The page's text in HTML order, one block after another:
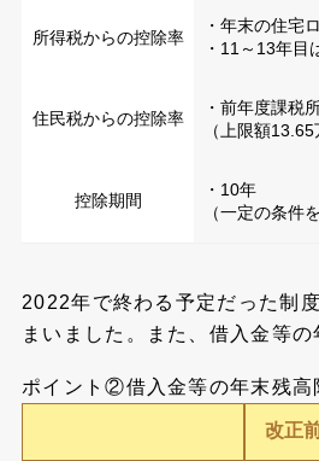
所得税からの控除率
・年末の住宅
・11～13年目
住民税からの控除率
・前年度課税
（上限額13.65
控除期間
・10年
（一定の条件
2022年で終わる予定だった制
まいました。また、借入金等
ポイント②借入金等の年末残高
改正